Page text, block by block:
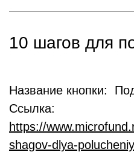
10 шагов для
Название кнопки:
Ссылка:
https://
shagov-dlya-